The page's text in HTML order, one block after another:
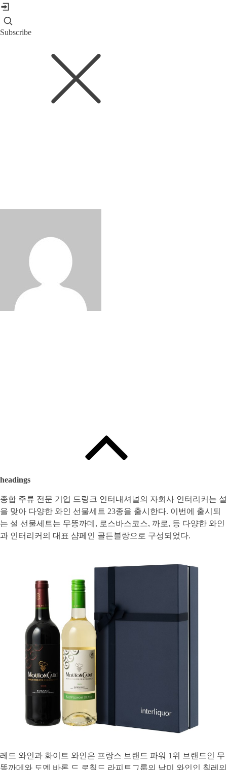
Subscribe
headings
종합 주류 전문 기업 드링크 인터내셔널의 자회사 인터리커는 설
을 맞아 다양한 와인 선물세트 23종을 출시한다. 이번에 출시되
는 설 선물세트는 무똥까데, 로스바스코스, 까로, 등 다양한 와인
과 인터리커의 대표 샴페인 골든블랑으로 구성되었다.
레드 와인과 화이트 와인은 프랑스 브랜드 파워 1위 브랜드인 무
똥까데와 도멘 바론 드 로칠드 라피트그룹의 남미 와인인 칠레의